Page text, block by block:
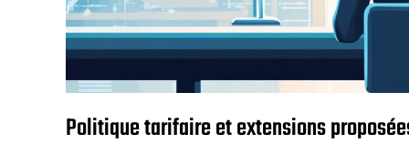
Politique tarifaire et extensions